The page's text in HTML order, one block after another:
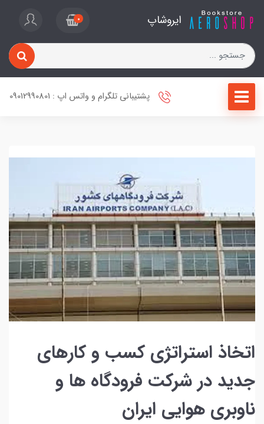
ایروشاپ 0
پشتیبانی تلگرام و واتس اپ : 09012990801
اتخاذ استراتژی کسب و کارهای
جدید در شرکت فرودگاه ها و
ناوبری هوایی ایران